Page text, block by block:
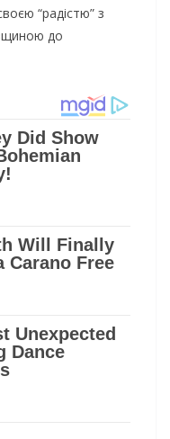
“радістю” з
до